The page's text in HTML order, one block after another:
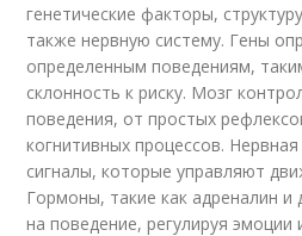
генетические факторы,
также нервную систему. Гены
определенным поведениям,
склонность к риску. Мозг
поведения, от простых
когнитивных процессов.
сигналы, которые управляют
Гормоны, такие как адреналин
на поведение, регулируя